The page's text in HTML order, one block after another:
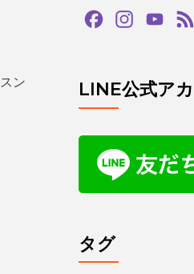
ン
FacebookInstagram
LINE公式ア
タグ